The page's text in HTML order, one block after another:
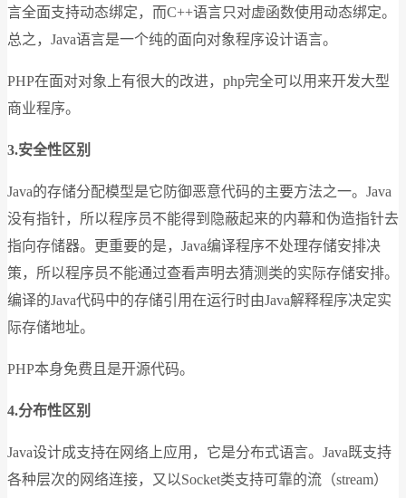
言全面支持动态绑定，而C++语言只对虚函数使用动态绑定。
总之，Java语言是一个纯的面向对象程序设计语言。
PHP在面对对象上有很大的改进，php完全可以用来开发大型
商业程序。
3.安全性区别
Java的存储分配模型是它防御恶意代码的主要方法之一。Java
没有指针，所以程序员不能得到隐蔽起来的内幕和伪造指针去
指向存储器。更重要的是，Java编译程序不处理存储安排决
策，所以程序员不能通过查看声明去猜测类的实际存储安排。
编译的Java代码中的存储引用在运行时由Java解释程序决定实
际存储地址。
PHP本身免费且是开源代码。
4.分布性区别
Java设计成支持在网络上应用，它是分布式语言。Java既支持
各种层次的网络连接，又以Socket类支持可靠的流（stream）